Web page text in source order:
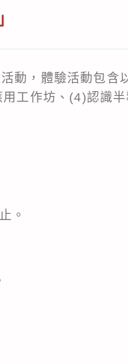
動，體驗活動包含
工作坊、(4)認識
。